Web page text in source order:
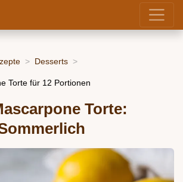
Desserts
Torte für 12 Portionen
Torte: